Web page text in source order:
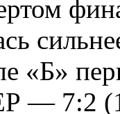
«Б»
— 7:2